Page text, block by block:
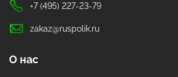
+7 (495) 227-23-79
zakaz@ruspolik.ru
О нас